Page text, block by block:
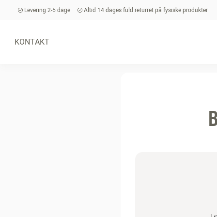
Levering 2-5 dage Altid 14 dages fuld returret på fysiske produkter
KONTAKT